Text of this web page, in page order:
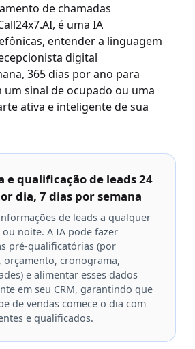
de chamadas
é uma IA
entender a linguagem
digital
365 dias por ano para
sinal de ocupado ou uma
ativa e inteligente de sua
e qualificação de leads 24
dia, 7 dias por semana
de leads a qualquer
noite. A IA pode fazer
pré-qualificatórias (por
orçamento, cronograma,
e alimentar esses dados
em seu CRM, garantindo que
de vendas comece o dia com
e qualificados.